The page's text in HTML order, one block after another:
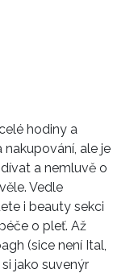
hodiny a
nakupování, ale je
a nemluvě o
Vedle
i beauty sekci
o pleť. Až
(sice není Ital,
jako suvenýr